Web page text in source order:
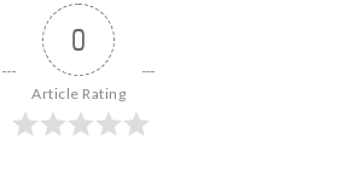
0
Article Rating